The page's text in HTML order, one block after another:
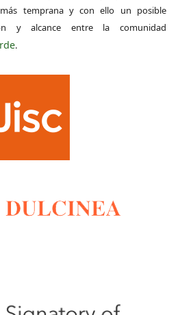
temprana y con ello un posible
y alcance entre la comunidad
.